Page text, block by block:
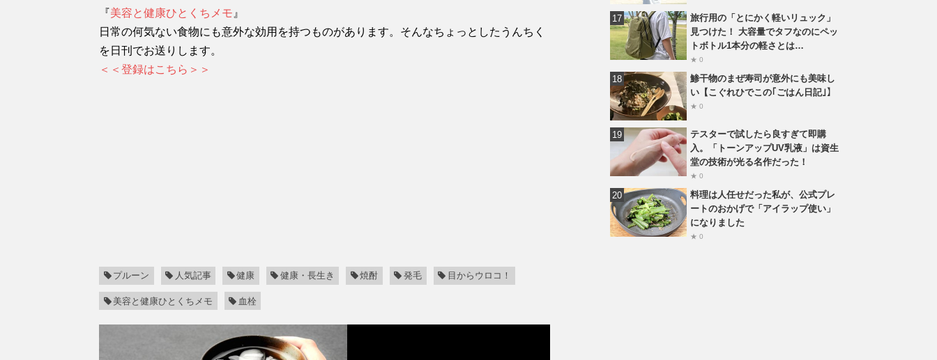
『美容と健康ひとくちメモ 』
日常の何気ない食物にも意外な効用を持つものがあります。そんなちょっとしたうんちく
を日刊でお送りします。
＜＜登録はこちら＞＞
プルーン 人気記事 健康 健康・長生き 焼酎 発毛 目からウロコ！
美容と健康ひとくちメモ 血栓
旅行用の「とにかく軽いリュック」
見つけた！ 大容量でタフなのにペッ
トボトル1本分の軽さとは…
★ 0
鯵干物のまぜ寿司が意外にも美味し
い【こぐれひでこの｢ごはん日記｣】
★ 0
テスターで試したら良すぎて即購
入。「トーンアップUV乳液」は資生
堂の技術が光る名作だった！
★ 0
料理は人任せだった私が、公式プレ
ートのおかげで「アイラップ使い」
になりました
★ 0